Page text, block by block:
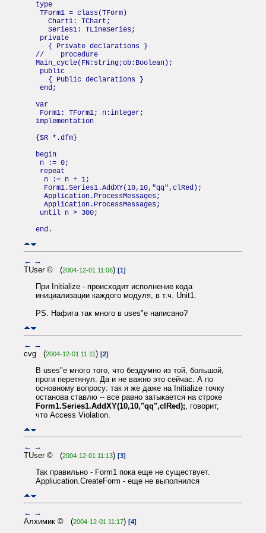
type
TForm1 = class(TForm)
Chart1: TChart;
Series1: TLineSeries;
private
{ Private declarations }
// procedure
Main_cycle(FN:string;ob:Boolean);
public
{ Public declarations }
end;
var
Form1: TForm1; n:integer;
implementation
{$R *.dfm}
begin
n := 0;
repeat
n := n + 1;
Form1.Series1.AddXY(10,10,"qq",clRed);
Application.ProcessMessages;
Application.ProcessMessages;
until n > 300;
end.
← →
TUser © (2004-12-01 11:06) [1]
При Initialize - происходит исполнение кода
инициализации каждого модуля, в т.ч. Unit1.
PS. Нафига так много в uses"е написано?
← →
cvg (2004-12-01 11:11) [2]
В uses"е много того, что бездумно из той, большой,
проги перетянул. Да и не важно это сейчас. А по
основному вопросу: так я же даже на Initialize точку
останова ставлю -- все равно затыкается на строке
Form1.Series1.AddXY(10,10,"qq",clRed);, говорит,
что Access Violation.
← →
TUser © (2004-12-01 11:13) [3]
Так правильно - Form1 пока еще не существует.
Appliucation.CreateForm - еще не выполнился
← →
Алхимик © (2004-12-01 11:17) [4]